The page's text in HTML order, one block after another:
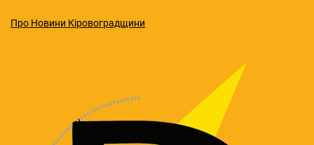
Про Новини Кіровоградщини